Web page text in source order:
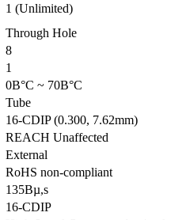
1 (Unlimited)
Through Hole
8
1
0В°C ~ 70В°C
Tube
16-CDIP (0.300, 7.62mm)
REACH Unaffected
External
RoHS non-compliant
135Вµ,s
16-CDIP